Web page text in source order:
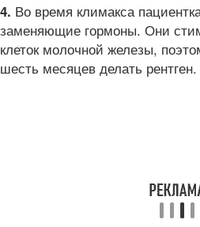
4. Во время климакса
заменяющие гормоны. Они
клеток молочной железы,
шесть месяцев делать